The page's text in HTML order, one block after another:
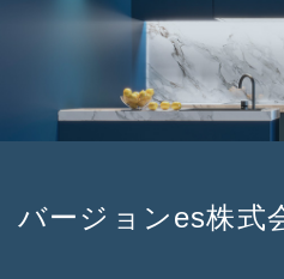
バージョンes株式